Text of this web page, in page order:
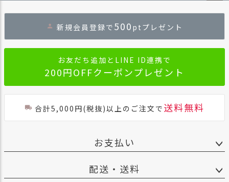
ジト
へ
新規会員登録で 500 ptプレゼント
お友だち追加とLINE ID連携で
200円OFFクーポンプレゼント
合計5,000円(税抜)以上のご注文で 送料無料
お支払い
配送・送料